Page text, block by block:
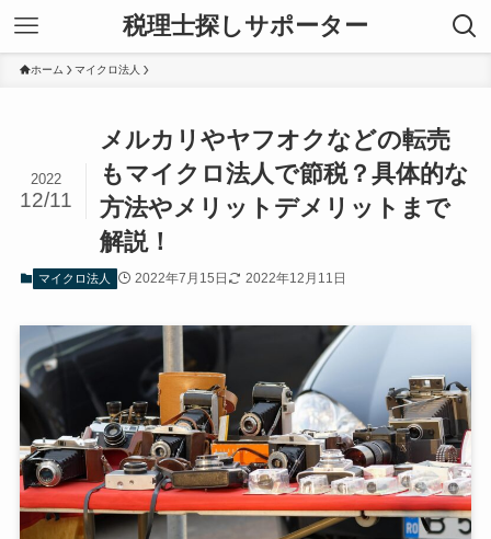
税理士探しサポーター
ホーム マイクロ法人
メルカリやヤフオクなどの転売
もマイクロ法人で節税？具体的な
方法やメリットデメリットまで
解説！
2022
12/11
マイクロ法人 2022年7月15日 2022年12月11日